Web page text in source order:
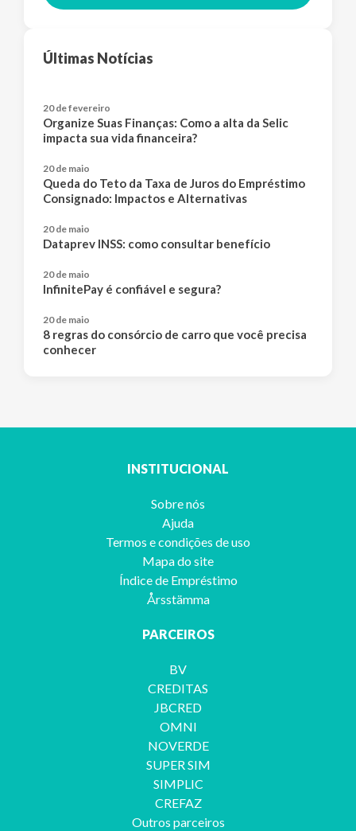
Últimas Notícias
20 de fevereiro
Organize Suas Finanças: Como a alta da Selic
impacta sua vida financeira?
20 de maio
Queda do Teto da Taxa de Juros do Empréstimo
Consignado: Impactos e Alternativas
20 de maio
Dataprev INSS: como consultar benefício
20 de maio
InfinitePay é confiável e segura?
20 de maio
8 regras do consórcio de carro que você precisa
conhecer
INSTITUCIONAL
Sobre nós
Ajuda
Termos e condições de uso
Mapa do site
Índice de Empréstimo
Årsstämma
PARCEIROS
BV
CREDITAS
JBCRED
OMNI
NOVERDE
SUPER SIM
SIMPLIC
CREFAZ
Outros parceiros